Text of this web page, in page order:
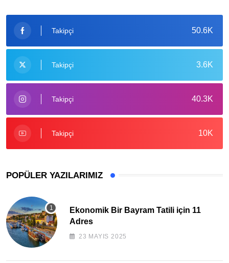
50.6K
Takipçi
3.6K
Takipçi
40.3K
Takipçi
10K
Takipçi
POPÜLER YAZILARIMIZ
Ekonomik Bir Bayram Tatili için 11
Adres
23 MAYIS 2025